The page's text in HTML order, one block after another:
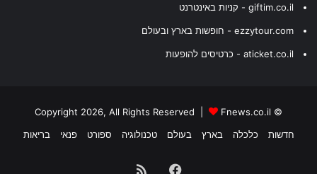
giftim.co.il - קניות באינטרנט
ezzytour.com - חופשות בארץ ובעולם
aticket.co.il - כרטיסים להופעות
© Copyright 2026, All Rights Reserved |
Fnews.co.il
חדשות
כלכלה בארץ בעולם טכנולוגיה ספורט פנאי בריאות
Facebook